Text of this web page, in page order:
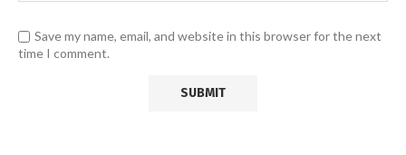
Save my name, email, and website in this browser for the next
time I comment.